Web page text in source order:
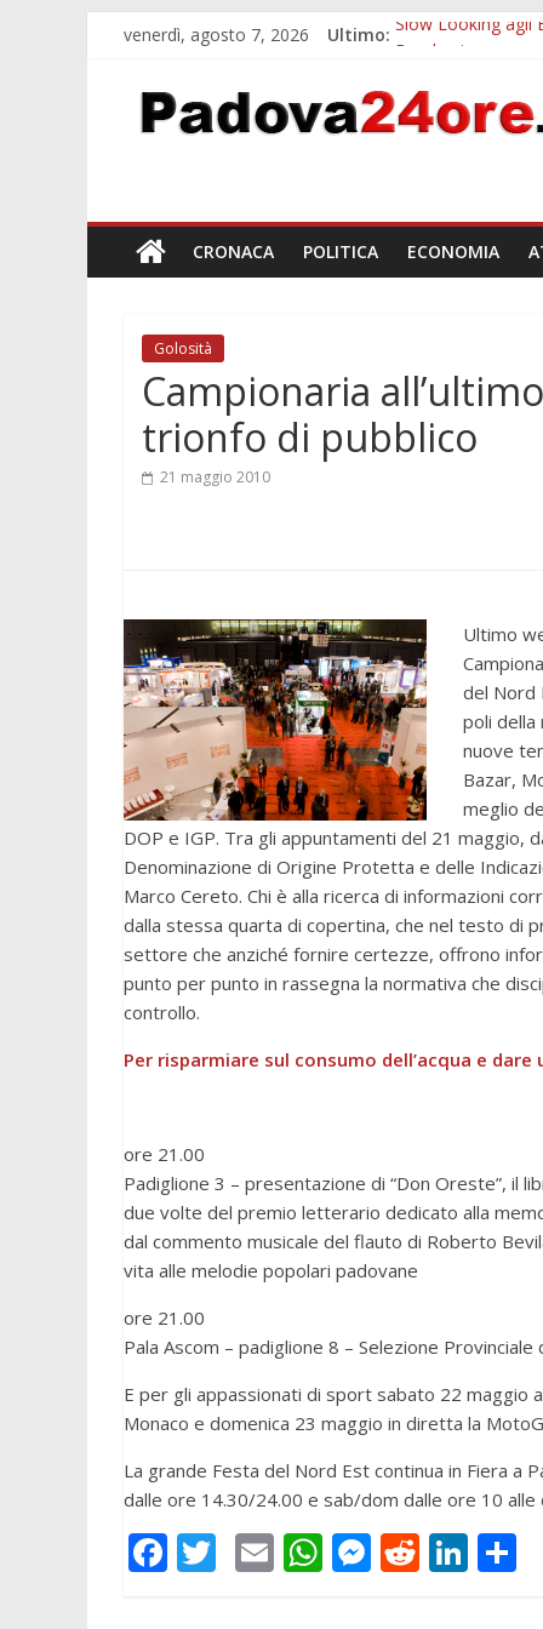
venerdì, agosto 7, 2026 Ultimo: Slow Looking agli
Sicurezza esodo
Bonus trasporto
Notizie di
CRONACA POLITICA ECONOMIA
Golosità
Campionaria
trionfo di pubblico
21 maggio 2010
Ultimo
del Nord
poli della
nuove
Bazar,
meglio
DOP e IGP. Tra gli appuntamenti del 21 maggio,
Denominazione di Origine Protetta e delle
Marco Cereto. Chi è alla ricerca di informazioni
dalla stessa quarta di copertina, che nel testo di
settore che anziché fornire certezze, offrono
punto per punto in rassegna la normativa che
controllo.
Per risparmiare sul consumo dell’acqua e
ore 21.00
Padiglione 3 – presentazione di “Don Oreste”, il
due volte del premio letterario dedicato alla
dal commento musicale del flauto di Roberto
vita alle melodie popolari padovane
ore 21.00
Pala Ascom – padiglione 8 – Selezione Provinciale
E per gli appassionati di sport sabato 22 maggio
Monaco e domenica 23 maggio in diretta la
La grande Festa del Nord Est continua in Fiera a
dalle ore 14.30/24.00 e sab/dom dalle ore 10 alle
F T E W M R Li